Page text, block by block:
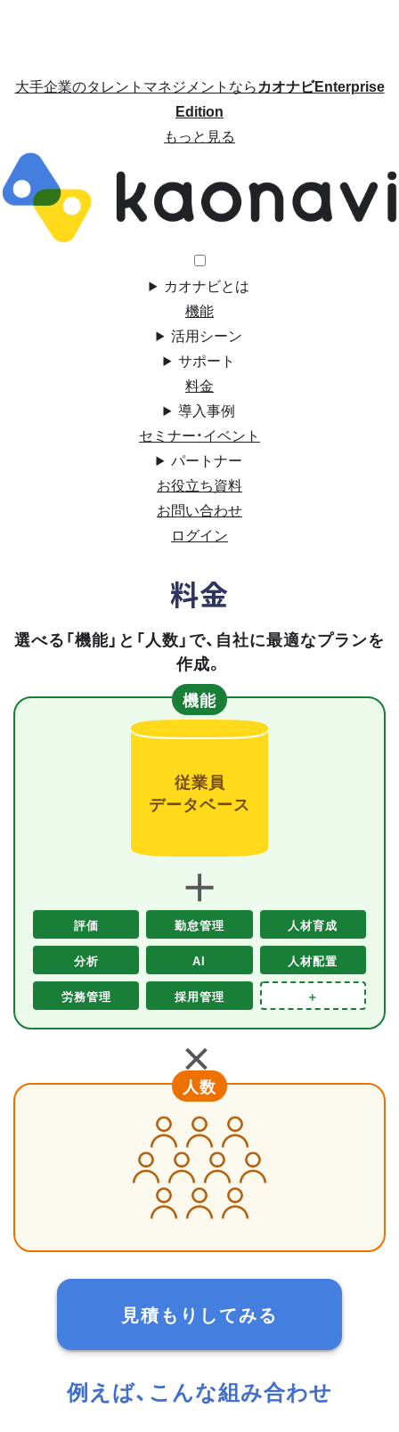
大手企業のタレントマネジメントならカオナビEnterprise
Edition
もっと見る
カオナビとは
機能
活用シーン
サポート
料金
導入事例
セミナー・イベント
パートナー
お役立ち資料
お問い合わせ
ログイン
料金
選べる「機能」と「人数」で、自社に最適なプランを
作成。
機能
従業員
データベース
＋
評価 勤怠管理 人材育成
分析 AI 人材配置
労務管理 採用管理 ＋
＋
人数
見積もりしてみる
例えば、こんな組み合わせ